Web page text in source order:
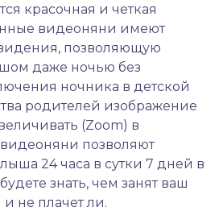
красочная и четкая
видеоняни имеют
позволяющую
даже ночью без
ночника в детской
родителей изображение
(Zoom) в
позволяют
24 часа в сутки 7 дней в
знать, чем занят ваш
не плачет ли.